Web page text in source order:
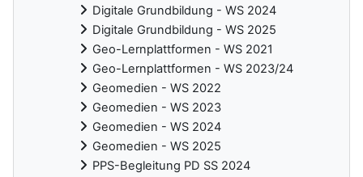
Digitale Grundbildung - WS 2024
Digitale Grundbildung - WS 2025
Geo-Lernplattformen - WS 2021
Geo-Lernplattformen - WS 2023/24
Geomedien - WS 2022
Geomedien - WS 2023
Geomedien - WS 2024
Geomedien - WS 2025
PPS-Begleitung PD SS 2024